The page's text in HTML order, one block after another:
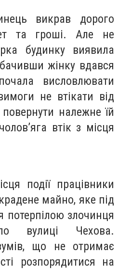
викрав дорого
та гроші. Але не
будинку виявила
жінку вдався
висловлювати
не втікати від
належне їй
втік з місця
події працівники
майно, яке під
потерпілою злочинця
вулиці Чехова.
що не отримає
розпорядитися на